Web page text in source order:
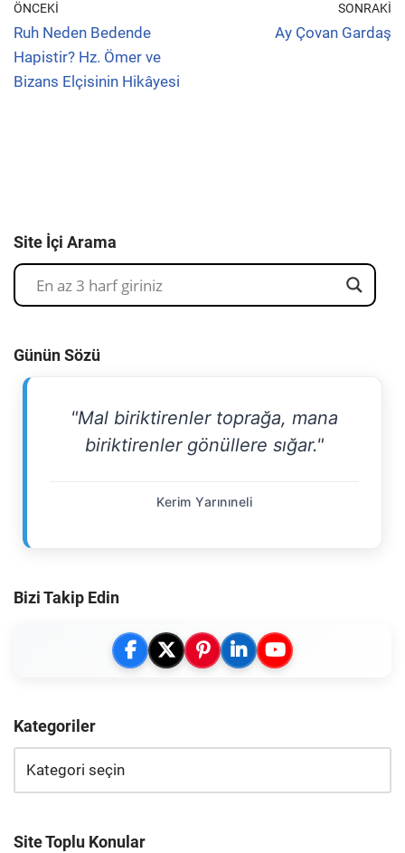
ÖNCEKI
Ruh Neden Bedende
Hapistir? Hz. Ömer ve
Bizans Elçisinin Hikâyesi
SONRAKI
Ay Çovan Gardaş
Site İçi Arama
Günün Sözü
"Mal biriktirenler toprağa, mana
biriktirenler gönüllere sığar."
Kerim Yarınıneli
Bizi Takip Edin
Kategoriler
Site Toplu Konular